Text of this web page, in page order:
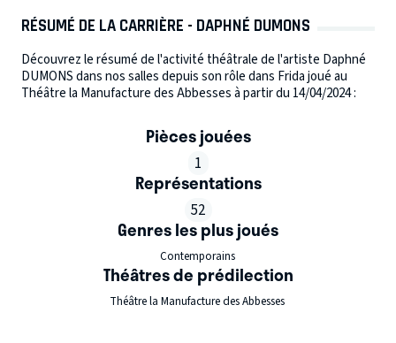
RÉSUMÉ DE LA CARRIÈRE - DAPHNÉ DUMONS
Découvrez le résumé de l'activité théâtrale de l'artiste Daphné
DUMONS dans nos salles depuis son rôle dans Frida joué au
Théâtre la Manufacture des Abbesses à partir du 14/04/2024 :
Pièces jouées
1
Représentations
52
Genres les plus joués
Contemporains
Théâtres de prédilection
Théâtre la Manufacture des Abbesses